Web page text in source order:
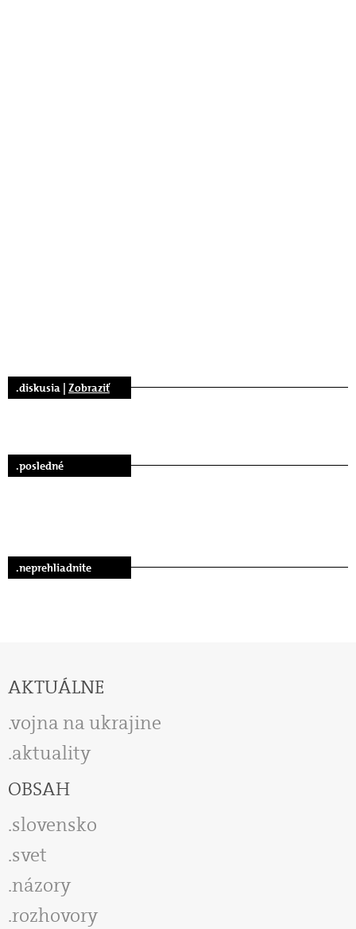
.diskusia | Zobraziť
.posledné
.neprehliadnite
AKTUÁLNE
vojna na ukrajine
aktuality
OBSAH
slovensko
svet
názory
rozhovory